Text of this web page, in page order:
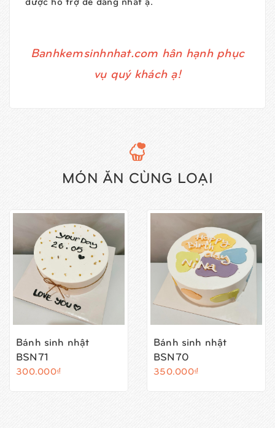
Banhkemsinhnhat.com hân hạnh phục
vụ quý khách ạ!
MÓN ĂN CÙNG LOẠI
Bánh sinh nhật
BSN71
300.000₫
Bánh sinh nhật
BSN70
350.000₫